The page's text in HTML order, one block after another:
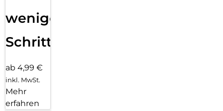
wenigen
Schritten
ab 4,99 €
inkl. MwSt.
Mehr
erfahren